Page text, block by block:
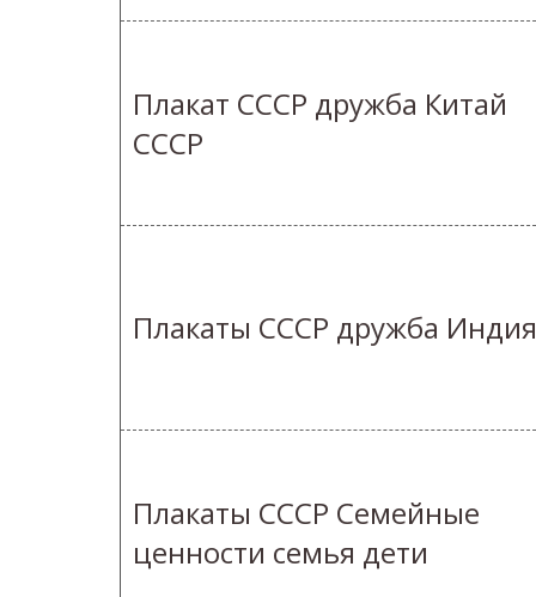
Плакат СССР дружба Китай
СССР
Плакаты СССР дружба Индия
Плакаты СССР Семейные
ценности семья дети